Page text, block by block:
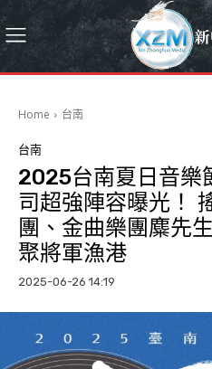
Home 台南
台南
2025台南夏日音樂
司超強陣容曝光！
團、金曲樂團麋先
聚將軍漁港
2025-06-26 14:19